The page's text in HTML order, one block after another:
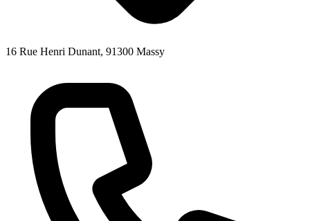
16 Rue Henri Dunant, 91300 Massy